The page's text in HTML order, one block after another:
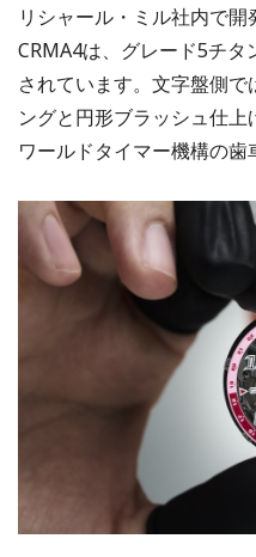
リシャール・ミル社内で
CRMA4は、グレード5チ
されています。文字盤側
ングと円形ブラッシュ仕上
ワールドタイマー機構の歯